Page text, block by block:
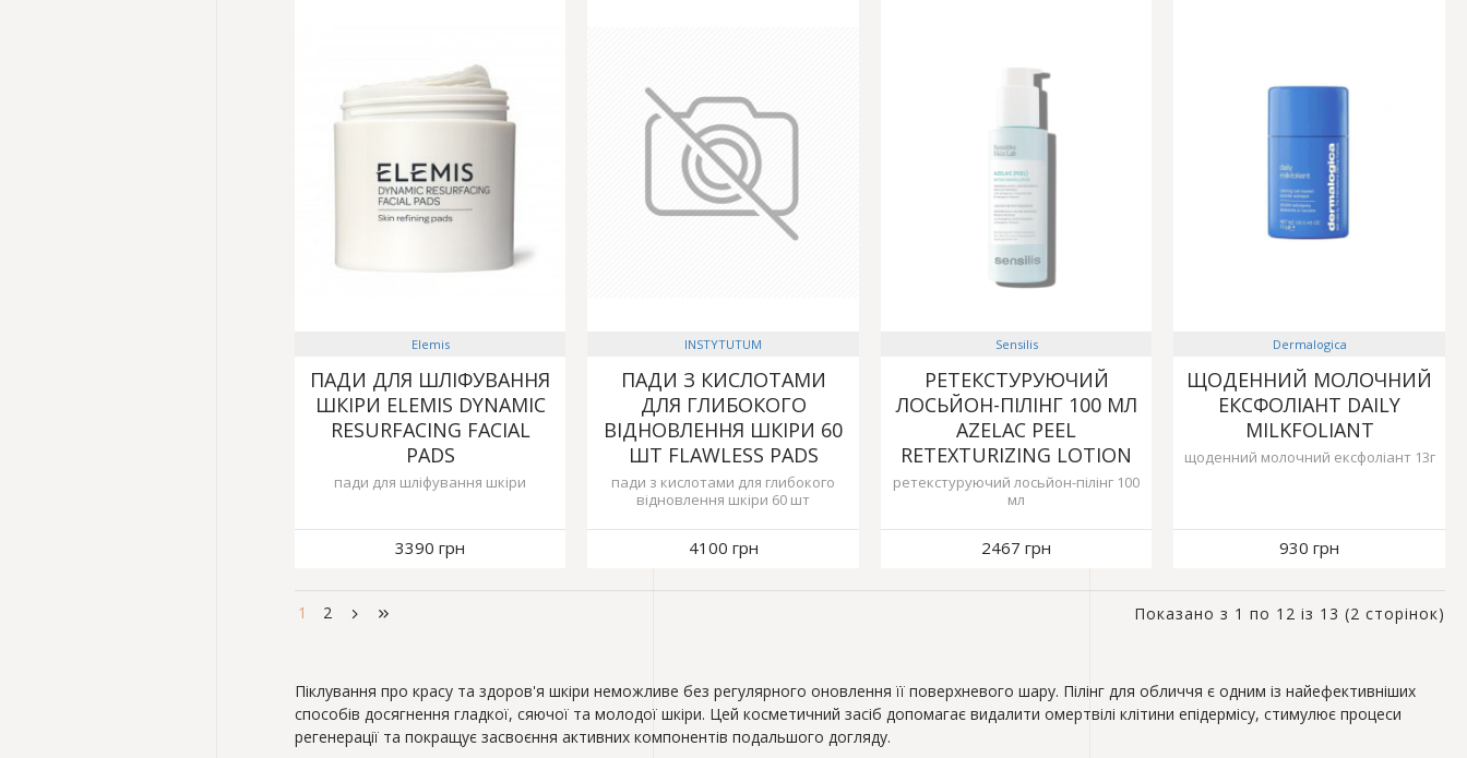
Піклування про красу та здоров'я шкіри неможливе без регулярного оновлення її поверхневого шару. Пілінг для обличчя є одним із найефективніших
способів досягнення гладкої, сяючої та молодої шкіри. Цей косметичний засіб допомагає видалити омертвілі клітини епідермісу, стимулює процеси
регенерації та покращує засвоєння активних компонентів подальшого догляду.
Elemis
ПАДИ ДЛЯ ШЛІФУВАННЯ
ШКІРИ ELEMIS DYNAMIC
RESURFACING FACIAL
PADS
пади для шліфування шкіри
3390 грн
INSTYTUTUM
ПАДИ З КИСЛОТАМИ
ДЛЯ ГЛИБОКОГО
ВІДНОВЛЕННЯ ШКІРИ 60
ШТ FLAWLESS PADS
пади з кислотами для глибокого
відновлення шкіри 60 шт
4100 грн
Sensilis
РЕТЕКСТУРУЮЧИЙ
ЛОСЬЙОН-ПІЛІНГ 100 МЛ
AZELAC PEEL
RETEXTURIZING LOTION
ретекстуруючий лосьйон-пілінг 100
мл
2467 грн
Dermalogica
ЩОДЕННИЙ МОЛОЧНИЙ
ЕКСФОЛІАНТ DAILY
MILKFOLIANT
щоденний молочний ексфоліант 13г
930 грн
1 2 Показано з 1 по 12 із 13 (2 сторінок)